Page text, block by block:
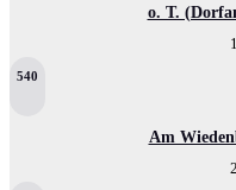
o. T.
540
Am